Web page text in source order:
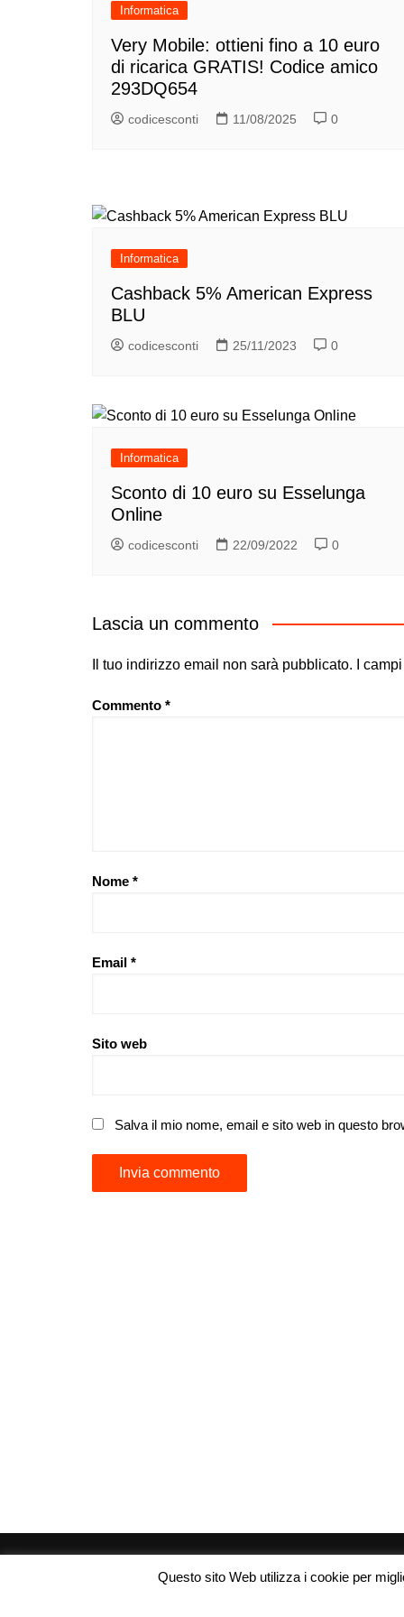
Informatica
Very Mobile: ottieni fino a 10 euro
di ricarica GRATIS! Codice amico
293DQ654
codicesconti 11/08/2025 0
Informatica
Cashback 5% American Express
BLU
codicesconti 25/11/2023 0
Informatica
Sconto di 10 euro su Esselunga
Online
codicesconti 22/09/2022 0
Lascia un commento
Il tuo indirizzo email non sarà pubblicato. I
Commento *
Nome *
Email *
Sito web
Salva il mio nome, email e sito web in questo
Questo sito Web utilizza i cookie per